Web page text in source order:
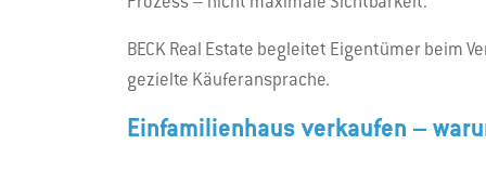
BECK Real Estate begleitet Eigentümer beim
gezielte Käuferansprache.
Einfamilienhaus verkaufen –